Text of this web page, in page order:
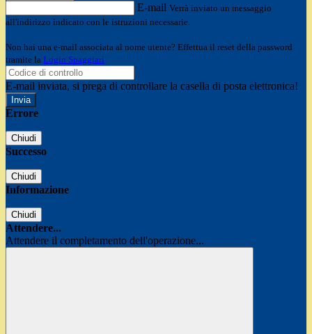
E-mail Verrà inviato un messaggio
all'indirizzo indicato con le istruzioni necessarie.
Non hai una e-mail associata al nome utente? Effettua il reset della password
tramite la Login Spaggiari
E-mail inviata, si prega di controllare la casella di posta elettronica!
Errore
Chiudi
Successo
Chiudi
Informazione
Chiudi
Attendere...
Attendere il completamento dell'operazione...